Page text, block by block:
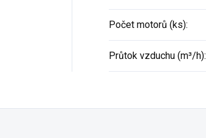
Počet motorů (ks):
Průtok vzduchu (m³/h):